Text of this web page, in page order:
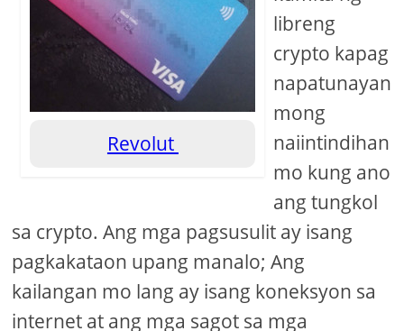
Revolut
libreng
crypto kapag
napatunayan
mong
naiintindihan
mo kung ano
ang tungkol
sa crypto. Ang mga pagsusulit ay isang
pagkakataon upang manalo; Ang
kailangan mo lang ay isang koneksyon sa
internet at ang mga sagot sa mga